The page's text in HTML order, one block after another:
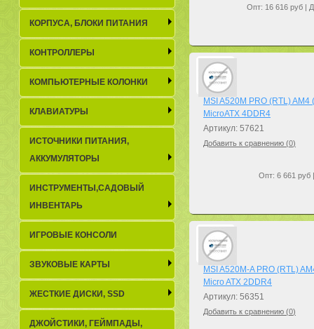
Опт: 16 616 руб |
MSI A520M PRO (RTL)
MicroATX 4DDR4
Артикул: 57621
Добавить к сравнению (0)
Опт: 6 661 руб
MSI A520M-A PRO (RTL)
Micro ATX 2DDR4
Артикул: 56351
Добавить к сравнению (0)
КОРПУСА, БЛОКИ ПИТАНИЯ
КОНТРОЛЛЕРЫ
КОМПЬЮТЕРНЫЕ КОЛОНКИ
КЛАВИАТУРЫ
ИСТОЧНИКИ ПИТАНИЯ,
АККУМУЛЯТОРЫ
ИНСТРУМЕНТЫ,САДОВЫЙ
ИНВЕНТАРЬ
ИГРОВЫЕ КОНСОЛИ
ЗВУКОВЫЕ КАРТЫ
ЖЕСТКИЕ ДИСКИ, SSD
ДЖОЙСТИКИ, ГЕЙМПАДЫ,